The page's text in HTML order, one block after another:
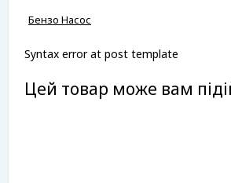
Бензо Насос
Syntax error at post template
Цей товар може вам